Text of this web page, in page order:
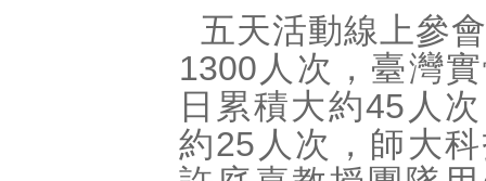
五天活動線上參
1300人次，臺灣
日累積大約45人
約25人次，師大